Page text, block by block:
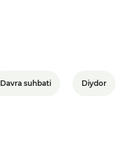
Davra suhbati Diydor